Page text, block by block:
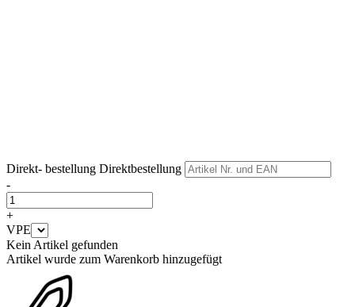
Direkt- bestellung Direktbestellung
-
+
VPE
Kein Artikel gefunden
Artikel wurde zum Warenkorb hinzugefügt